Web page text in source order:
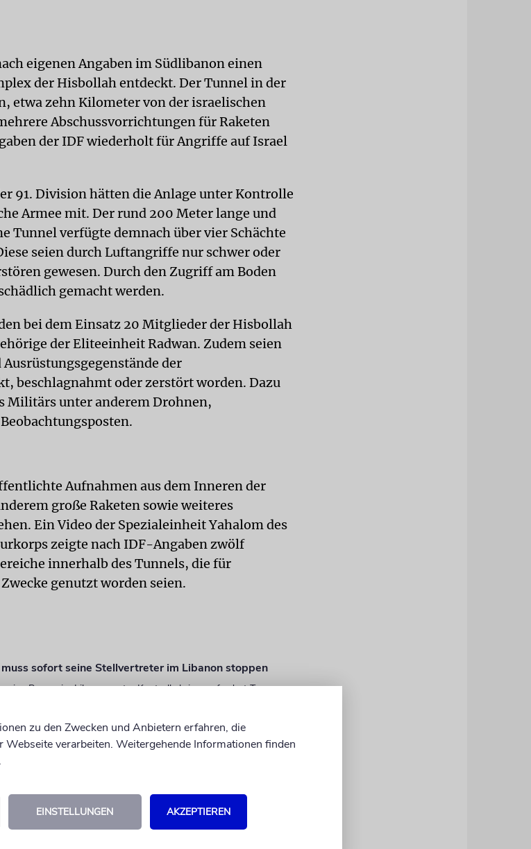
eigenen Angaben im Südlibanon einen
der Hisbollah entdeckt. Der Tunnel in der
etwa zehn Kilometer von der israelischen
Abschussvorrichtungen für Raketen
der IDF wiederholt für Angriffe auf Israel
91. Division hätten die Anlage unter Kontrolle
Armee mit. Der rund 200 Meter lange und
Tunnel verfügte demnach über vier Schächte
seien durch Luftangriffe nur schwer oder
gewesen. Durch den Zugriff am Boden
gemacht werden.
bei dem Einsatz 20 Mitglieder der Hisbollah
der Eliteeinheit Radwan. Zudem seien
der
beschlagnahmt oder zerstört worden. Dazu
Militärs unter anderem Drohnen,
Aufnahmen aus dem Inneren der
große Raketen sowie weiteres
Ein Video der Spezialeinheit Yahalom des
zeigte nach IDF-Angaben zwölf
innerhalb des Tunnels, die für
genutzt worden seien.
sofort seine Stellvertreter im Libanon stoppen
seine Proxys im Libanon unter Kontrolle bringen, fordert Trump.
alle?
zu mehr Mitgefühl mit Betroffenen von Kriegen aufgerufen. Zu
den deutschen Medien jedoch kaum vorkommt: das Leid der
Hisbollah-Terroristen in zivilem Krankenhaus in
zu den Zwecken und Anbietern erfahren, die
Webseite verarbeiten. Weitergehende Informationen finden
.
EINSTELLUNGEN AKZEPTIEREN